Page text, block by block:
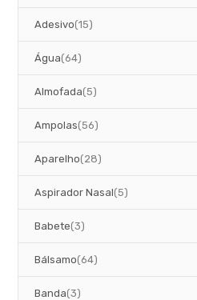
Adesivo 15
artigos
Água 64
artigos
Almofada 5
artigos
Ampolas 56
artigos
Aparelho 28
artigos
Aspirador Nasal 5
artigos
Babete 3
artigos
Bálsamo 64
artigos
Banda 3
artigos